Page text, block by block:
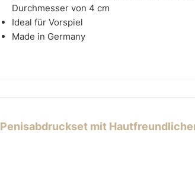
Durchmesser von 4 cm
Ideal für Vorspiel
Made in Germany
Penisabdruckset mit